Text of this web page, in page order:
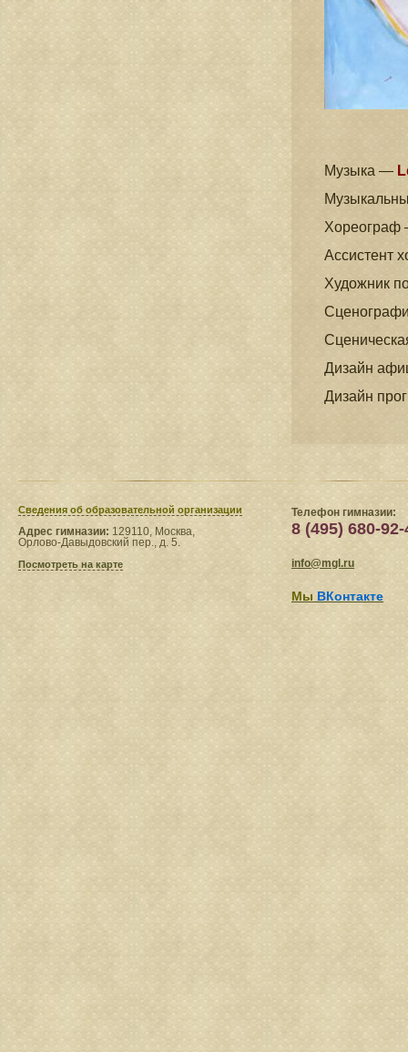
Музыка —
Ассистент
Художник
Дизайн а
Дизайн
Сведения​ об образовательной организации
Адрес гимназии: 129110, Москва,
Орлово-Давыдовский пер., д. 5.
Посмотреть на карте
Телефон гимназии:
8 (495) 680-92-
info@mgl.ru
Мы ВКонтакте